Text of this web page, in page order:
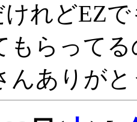
けれどEZ
もらって
んありが